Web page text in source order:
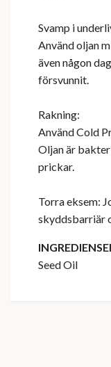
Svamp i
Använd oljan
även någon
försvunnit.
Rakning:
Använd Cold
Oljan är
prickar.
Torra eksem:
skyddsbarriär
Seed Oil